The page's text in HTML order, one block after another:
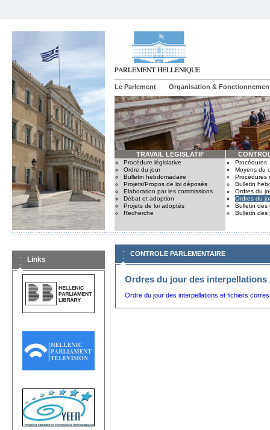
Le Parlement Organisation &
TRAVAIL LEGISLATIF
Procédure législative
Ordre du jour
Bulletin hebdomadaire
Projets/Propos de loi déposés
Elaboration par les commissions
Débat et adoption
Projets de loi adoptés
Recherche
Procédures
Moyens du
Procédures
Bulletin
Ordres du
Ordres du
Bulletin des
Bulletin des
Links
CONTROLE PARLEMENTAIRE
Ordres du jour des interpellations
Ordre du jour des interpellations et fichiers